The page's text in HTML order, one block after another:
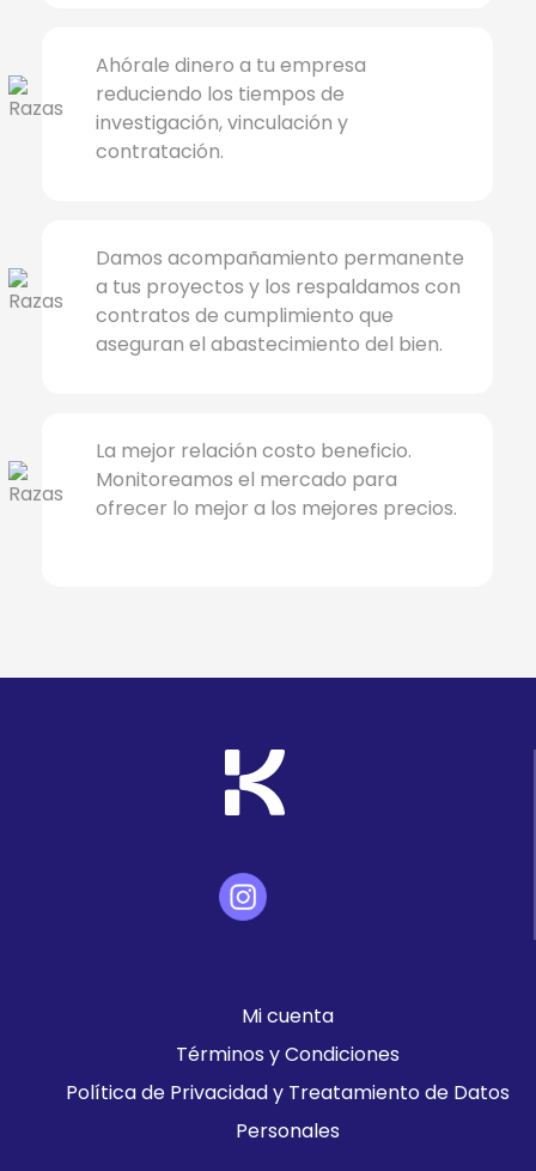
Ahórale dinero a tu empresa
reduciendo los tiempos de
investigación, vinculación y
contratación.
Damos acompañamiento permanente
a tus proyectos y los respaldamos con
contratos de cumplimiento que
aseguran el abastecimiento del bien.
La mejor relación costo beneficio.
Monitoreamos el mercado para
ofrecer lo mejor a los mejores precios.
Mi cuenta
Términos y Condiciones
Política de Privacidad y Treatamiento de Datos
Personales